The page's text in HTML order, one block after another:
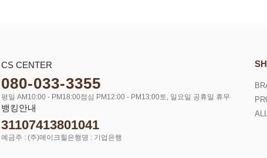
CS CENTER
080-033-3355
평일 AM10:00 - PM18:00점심 PM12:00 - PM13:00토, 일요일 공휴일 휴무
뱅킹안내
31107413801041
예금주 : (주)메이크힐 은행명 : 기업은행